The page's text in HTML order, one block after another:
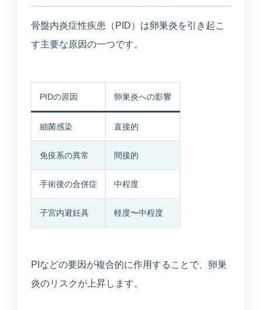
骨盤内炎症性疾患（PID）は卵巣炎を引き起こ
す主要な原因の一つです。
PIDの原因 卵巣炎への影響
細菌感染 直接的
免疫系の異常 間接的
手術後の合併症 中程度
子宮内避妊具 軽度〜中程度
PIなどの要因が複合的に作用することで、卵巣
炎のリスクが上昇します。